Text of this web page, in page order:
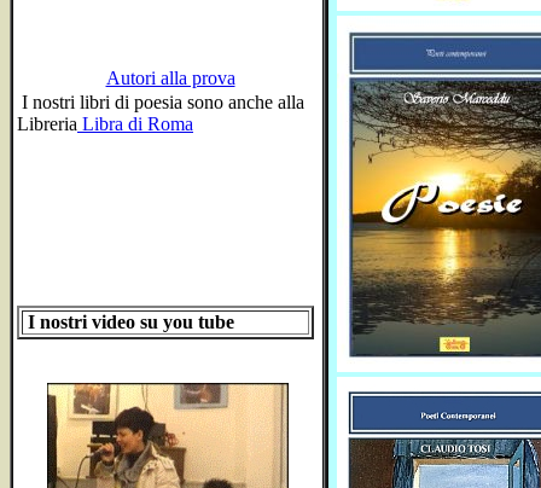
Autori alla prova
I nostri libri di poesia sono anche alla
Libreria Libra di Roma
I nostri video su you tube